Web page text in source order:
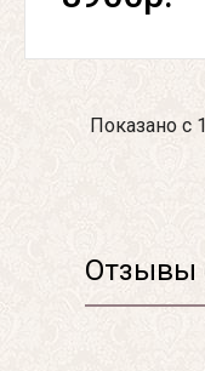
Показано с
Отзывы